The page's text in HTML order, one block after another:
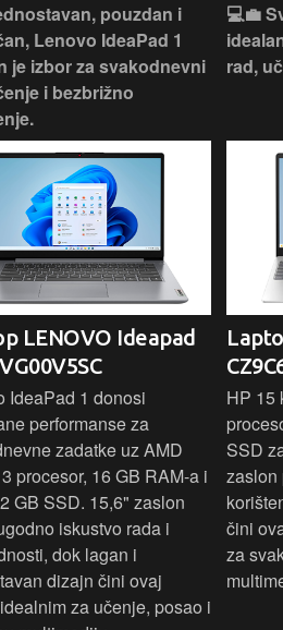
pouzdan i
Lenovo IdeaPad 1
je izbor za svakodnevni
i bezbrižno
LENOVO Ideapad
IdeaPad 1 donosi
performanse za
zadatke uz AMD
procesor, 16 GB RAM-a i
GB SSD. 15,6" zaslon
iskustvo rada i
dok lagan i
dizajn čini ovaj
za učenje, posao i
💻💼
rad,
HP 15
SSD
zaslon
čini
za